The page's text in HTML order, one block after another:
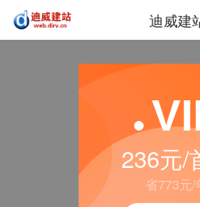
迪威建
236元/
省773元/